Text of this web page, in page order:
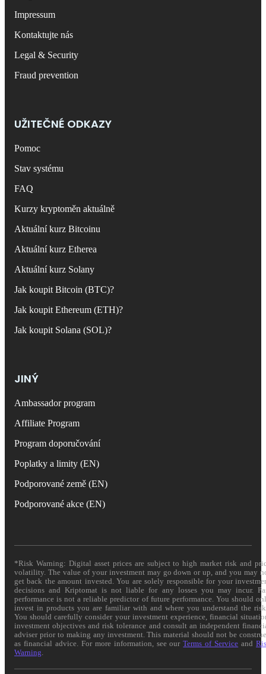
Impressum
Kontaktujte nás
Legal & Security
Fraud prevention
UŽITEČNÉ ODKAZY
Pomoc
Stav systému
FAQ
Kurzy kryptoměn aktuálně
Aktuální kurz Bitcoinu
Aktuální kurz Etherea
Aktuální kurz Solany
Jak koupit Bitcoin (BTC)?
Jak koupit Ethereum (ETH)?
Jak koupit Solana (SOL)?
JINÝ
Ambassador program
Affiliate Program
Program doporučování
Poplatky a limity (EN)
Podporované země (EN)
Podporované akce (EN)
*Risk Warning: Digital asset prices are subject to high market risk and
volatility. The value of your investment may go down or up, and you may
get back the amount invested. You are solely responsible for your
decisions and Kriptomat is not liable for any losses you may incur.
performance is not a reliable predictor of future performance. You should
invest in products you are familiar with and where you understand the
You should carefully consider your investment experience, financial
investment objectives and risk tolerance and consult an independent
adviser prior to making any investment. This material should not be
as financial advice. For more information, see ourTerms of Service and
Warning